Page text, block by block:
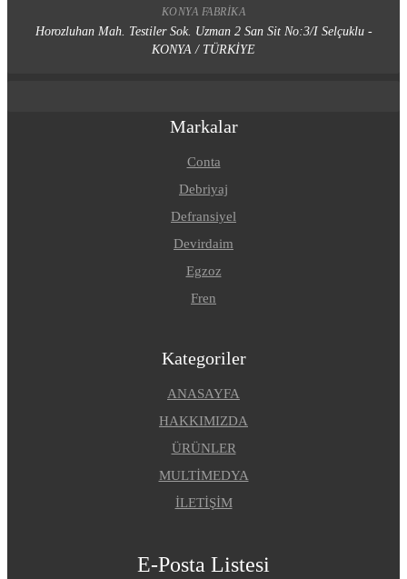
KONYA FABRIKA
Horozluhan Mah. Testiler Sok. Uzman 2 San Sit No:3/I Selçuklu -
KONYA / TÜRKİYE
Markalar
Conta
Debriyaj
Defransiyel
Devirdaim
Egzoz
Fren
Kategoriler
ANASAYFA
HAKKIMIZDA
ÜRÜNLER
MULTİMEDYA
İLETİŞİM
E-Posta Listesi